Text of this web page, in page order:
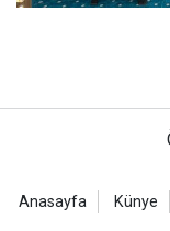
Anasayfa Künye